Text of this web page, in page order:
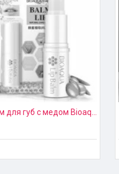
Также ромашка увлажняет и
развитию
повторять процедуру по